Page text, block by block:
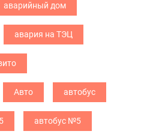
аварийный дом
авария на ТЭЦ
Авто автобус
автобус №5